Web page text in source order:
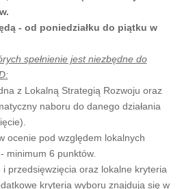
- od poniedziałku do piątku w
spełnienie jest niezbędne do
z Lokalną Strategią Rozwoju oraz
naboru do danego działania
ocenie pod względem lokalnych
minimum 6 punktów.
i przedsięwzięcia oraz lokalne kryteria
kryteria wyboru znajdują się w